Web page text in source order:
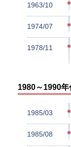
1963/10
1974/07
1978/11
1980～1990年
1985/03
1985/08